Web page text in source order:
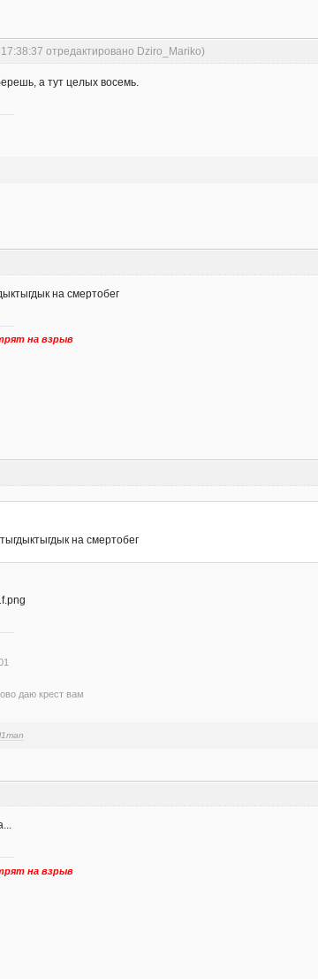
отредактировано Dziro_Mariko)
а тут целых восемь.
на смертобег
на взрыв
на смертобег
даю крест вам
на взрыв